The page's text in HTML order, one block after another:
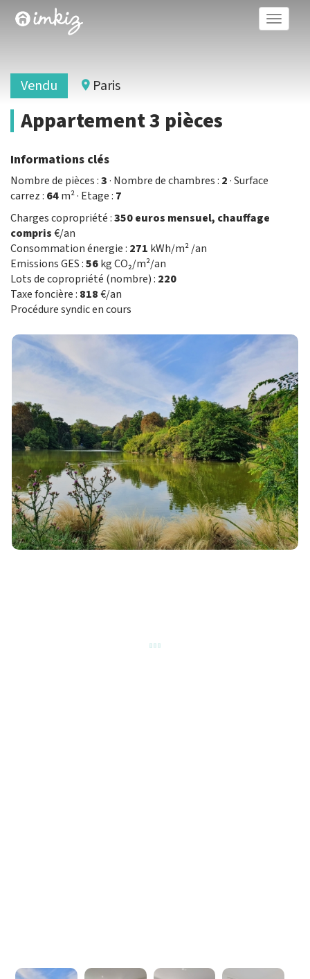
Toggle
Vendu Paris
Appartement 3 pièces
Informations clés
Nombre de pièces :3· Nombre de chambres : 2· Surface
carrez : 64m² · Etage : 7
Charges copropriété :350 euros mensuel, chauffage
compris€/an
Consommation énergie : 271 kWh/m² /an
Emissions GES :56kg CO₂/m²/an
Lots de copropriété (nombre) : 220
Taxe foncière : 818€/an
Procédure syndic en cours